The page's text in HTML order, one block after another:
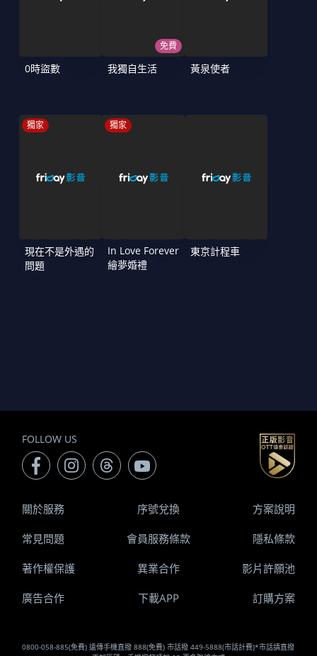
0時盜數
免費
我獨自生活 黃泉使者
獨家
現在不是外遇的
問題
獨家
In Love Forever
繪夢婚禮
東京計程車
FOLLOW US
0800-058-885(免費) 遠傳手機直撥 888(免費) 市話撥 449-5888(市話計費)*市話請直撥
關於服務 序號兌換 方案說明
常見問題 會員服務條款 隱私條款
著作權保護 異業合作 影片許願池
廣告合作 下載APP 訂購方案